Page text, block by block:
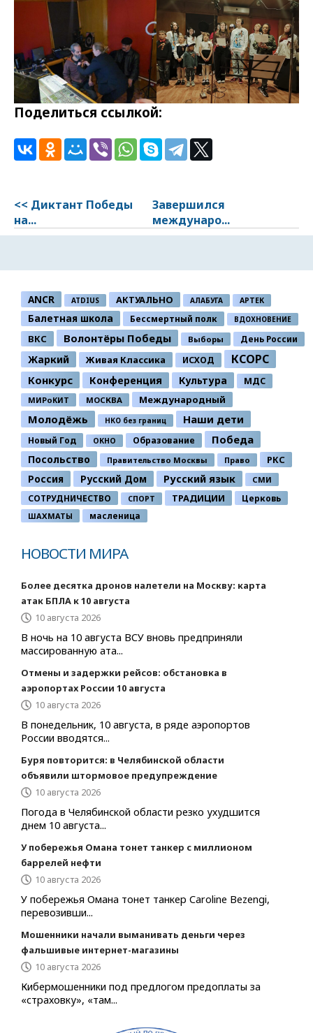
Поделиться ссылкой:
<< Диктант Победы
на...
Завершился
междунаро...
ANCR ATDIUS АКТУАЛЬНО АЛАБУГА АРТЕК
Балетная школа Бессмертный полк ВДОХНОВЕНИЕ
ВКС Волонтёры Победы Выборы День России
Жаркий Живая Классика ИСХОД КСОРС
Конкурс Конференция Культура МДС
МИРоКИТ МОСКВА Международный
Молодёжь НКО без границ Наши дети
Новый Год ОКНО Образование Победа
Посольство Правительство Москвы Право РКС
Россия Русский Дом Русский язык СМИ
СОТРУДНИЧЕСТВО СПОРТ ТРАДИЦИИ Церковь
ШАХМАТЫ масленица
НОВОСТИ МИРА
Более десятка дронов налетели на Москву: карта
атак БПЛА к 10 августа
10 августа 2026
В ночь на 10 августа ВСУ вновь предприняли
массированную ата...
Отмены и задержки рейсов: обстановка в
аэропортах России 10 августа
10 августа 2026
В понедельник, 10 августа, в ряде аэропортов
России вводятся...
Буря повторится: в Челябинской области
объявили штормовое предупреждение
10 августа 2026
Погода в Челябинской области резко ухудшится
днем 10 августа...
У побережья Омана тонет танкер с миллионом
баррелей нефти
10 августа 2026
У побережья Омана тонет танкер Caroline Bezengi,
перевозивши...
Мошенники начали выманивать деньги через
фальшивые интернет-магазины
10 августа 2026
Кибермошенники под предлогом предоплаты за
«страховку», «там...